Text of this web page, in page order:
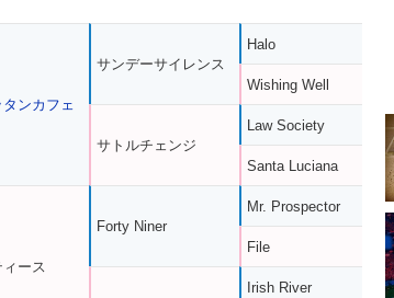
ンカフェ
ース
サンデーサイレンス
サトルチェンジ
Forty Niner
Halo
Wishing Well
Law Society
Santa Luciana
Mr. Prospector
File
Irish River